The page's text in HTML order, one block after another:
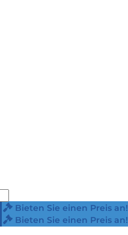
Bieten Sie einen Preis an!
Bieten Sie einen Preis an!